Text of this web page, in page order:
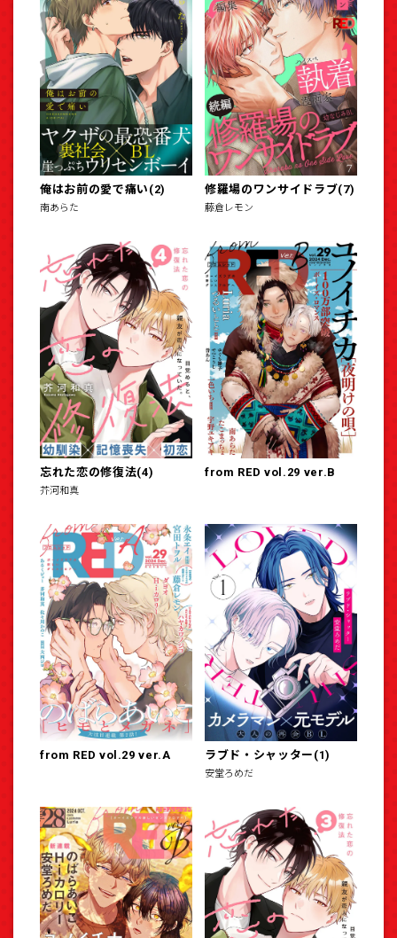
俺はお前の愛で痛い(2)
南あらた
修羅場のワンサイドラブ(7)
藤倉レモン
忘れた恋の修復法(4)
芥河和真
from RED vol.29 ver.B
from RED vol.29 ver.A ラブド・シャッター(1)
安堂ろめだ